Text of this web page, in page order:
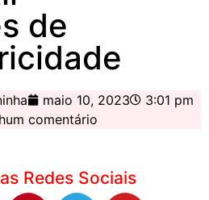
de
maio 10, 2023
3:01 pm
comentário
Redes Sociais